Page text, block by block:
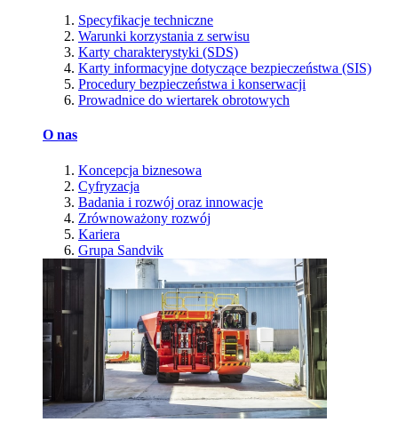
Specyfikacje techniczne
Warunki korzystania z serwisu
Karty charakterystyki (SDS)
Karty informacyjne dotyczące bezpieczeństwa (SIS)
Procedury bezpieczeństwa i konserwacji
Prowadnice do wiertarek obrotowych
O nas
Koncepcja biznesowa
Cyfryzacja
Badania i rozwój oraz innowacje
Zrównoważony rozwój
Kariera
Grupa Sandvik